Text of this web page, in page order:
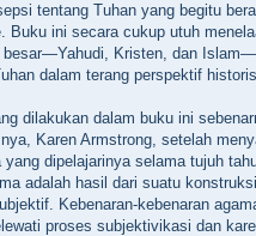
tentang Tuhan yang begitu
Buku ini secara cukup utuh
besar—Yahudi, Kristen, dan
dalam terang perspektif
dilakukan dalam buku ini
Karen Armstrong, setelah
yang dipelajarinya selama tujuh
adalah hasil dari suatu
Kebenaran-kebenaran
proses subjektivikasi dan